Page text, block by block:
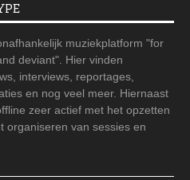
muziekplatform "for
deviant". Hier vinden
interviews, reportages,
en nog veel meer. Hiernaast
zeer actief met het opzetten
organiseren van sessies en